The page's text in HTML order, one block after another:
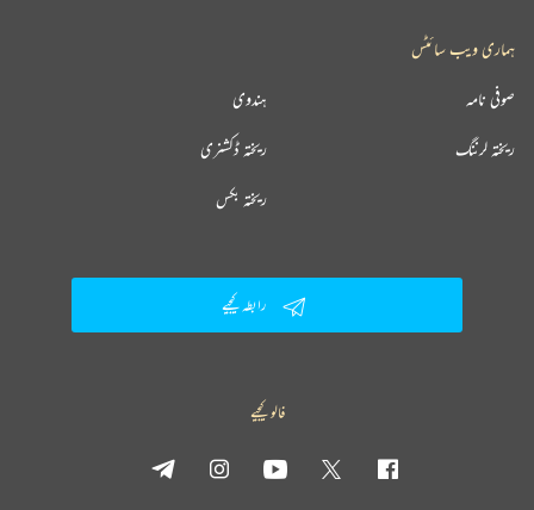
ہماری ویب سائٹس
ہندوی صوفی نامہ
ریختہ ڈکشنری ریختہ لرننگ
ریختہ بکس
رابطہ کیجیے
فالو کیجیے